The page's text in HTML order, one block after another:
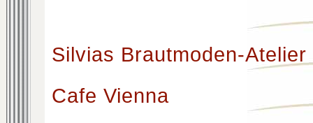
Silvias Brautmoden-Atelier
Cafe Vienna